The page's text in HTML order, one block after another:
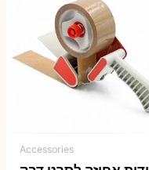
Accessories